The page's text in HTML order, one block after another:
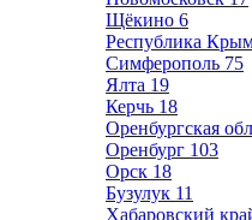
Щёкино 6
Республика
Симферополь 75
Ялта 19
Керчь 18
Оренбургская
Оренбург 103
Орск 18
Бузулук 11
Хабаровский